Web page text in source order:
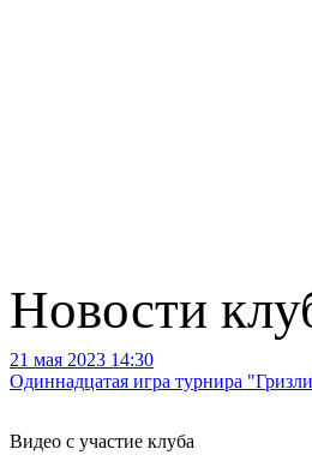
Новости
21 мая 2023 14:30
Одиннадцатая игра турнира
Видео с участие клуба